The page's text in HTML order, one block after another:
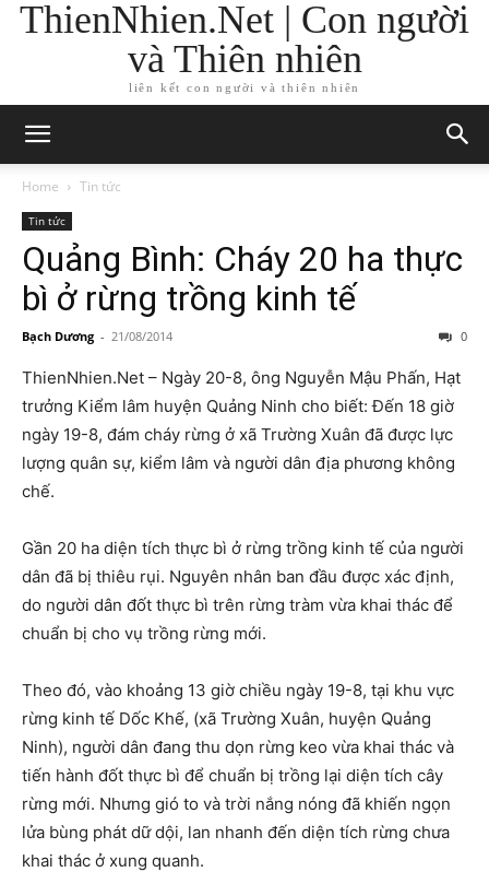
ThienNhien.Net | Con người
và Thiên nhiên
liên kết con người và thiên nhiên
Home Tin tức
Tin tức
Quảng Bình: Cháy 20 ha thực
bì ở rừng trồng kinh tế
Bạch Dương - 21/08/2014 0
ThienNhien.Net – Ngày 20-8, ông Nguyễn Mậu Phấn, Hạt
trưởng Kiểm lâm huyện Quảng Ninh cho biết: Đến 18 giờ
ngày 19-8, đám cháy rừng ở xã Trường Xuân đã được lực
lượng quân sự, kiểm lâm và người dân địa phương không
chế.
Gần 20 ha diện tích thực bì ở rừng trồng kinh tế của người
dân đã bị thiêu rụi. Nguyên nhân ban đầu được xác định,
do người dân đốt thực bì trên rừng tràm vừa khai thác để
chuẩn bị cho vụ trồng rừng mới.
Theo đó, vào khoảng 13 giờ chiều ngày 19-8, tại khu vực
rừng kinh tế Dốc Khế, (xã Trường Xuân, huyện Quảng
Ninh), người dân đang thu dọn rừng keo vừa khai thác và
tiến hành đốt thực bì để chuẩn bị trồng lại diện tích cây
rừng mới. Nhưng gió to và trời nắng nóng đã khiến ngọn
lửa bùng phát dữ dội, lan nhanh đến diện tích rừng chưa
khai thác ở xung quanh.